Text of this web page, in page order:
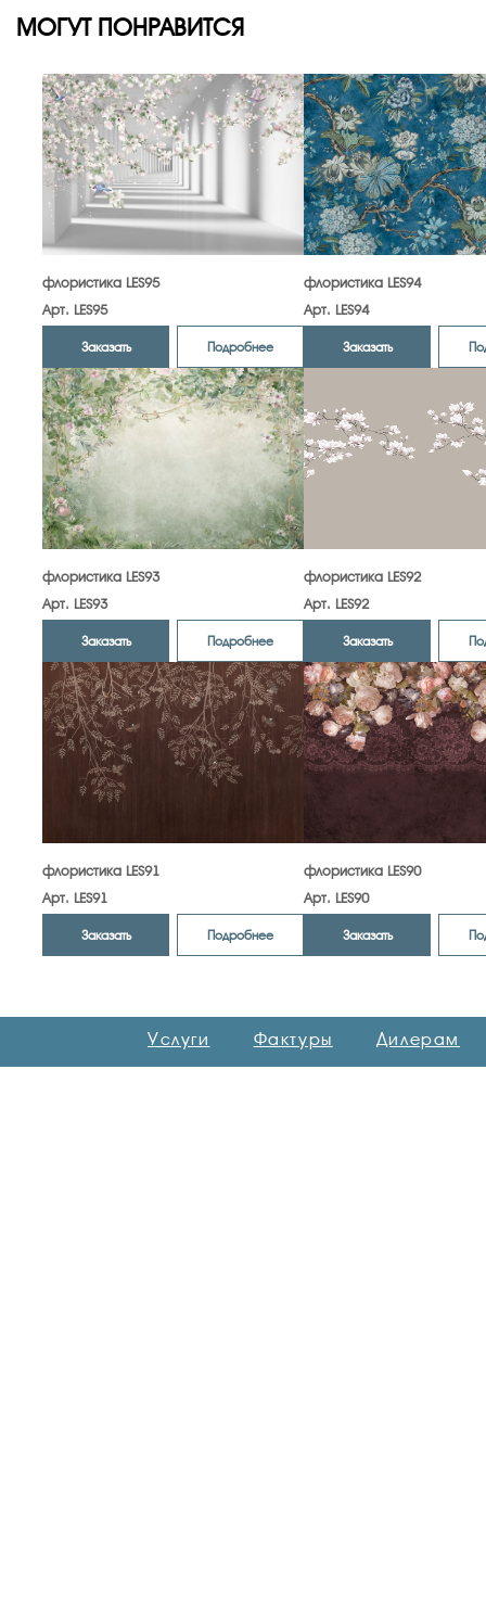
МОГУТ ПОНРАВИТСЯ
флористика LES95
Арт. LES95
Заказать Подробнее
флористика LES94
Арт. LES94
Заказать
флористика LES93
Арт. LES93
Заказать Подробнее
флористика LES92
Арт. LES92
Заказать
флористика LES91
Арт. LES91
Заказать Подробнее
флористика LES90
Арт. LES90
Заказать
Услуги Фактуры Дилерам